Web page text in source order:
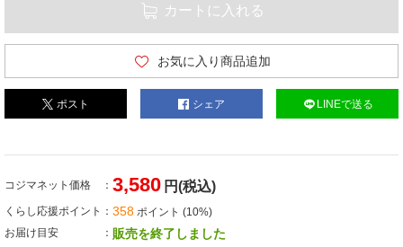
カートに入れる
お気に入り商品追加
ポスト シェア LINEで送る
コジマネット価格 3,580 円(税込)
くらし応援ポイント 358 ポイント (10%)
お届け目安
販売を終了しました